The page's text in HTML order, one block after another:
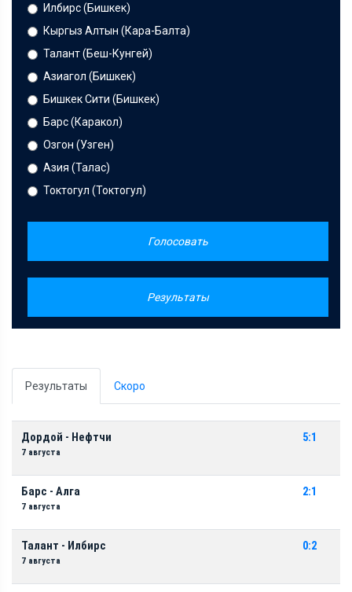
Илбирс (Бишкек)
Кыргыз Алтын (Кара-Балта)
Талант (Беш-Кунгей)
Азиагол (Бишкек)
Бишкек Сити (Бишкек)
Барс (Каракол)
Озгон (Узген)
Азия (Талас)
Токтогул (Токтогул)
Голосовать
Результаты
Результаты Скоро
Дордой - Нефтчи
7 августа
5:1
Барс - Алга
7 августа
2:1
Талант - Илбирс
7 августа
0:2